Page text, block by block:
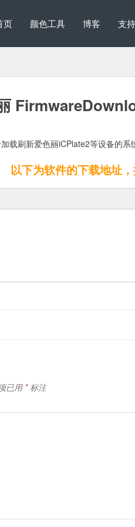
页 颜色工具 博客 支持
载刷新爱色丽iCPlate2等设备的系
以下为软件的下载地址，
已用 *标注